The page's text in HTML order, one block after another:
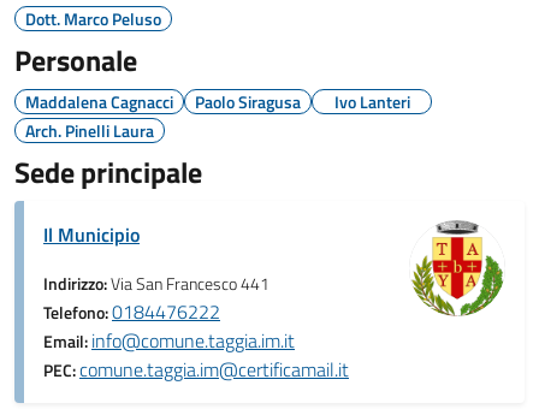
Dott. Marco Peluso
Personale
Maddalena Cagnacci Paolo Siragusa
Ivo Lanteri
Arch. Pinelli Laura
Sede principale
Il Municipio
Indirizzo:Via San Francesco 441
Telefono:0184476222
Email:info@comune.taggia.im.it
PEC:comune.taggia.im@certificamail.it